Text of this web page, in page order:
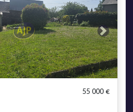
Next
55 000 €